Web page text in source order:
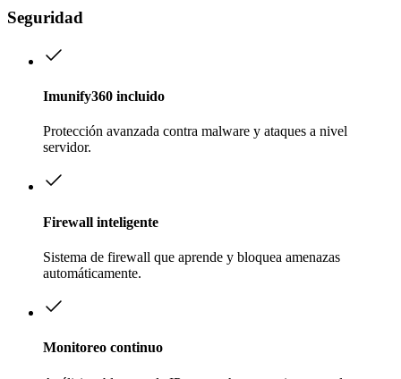
Seguridad
Imunify360 incluido
Protección avanzada contra malware y ataques a nivel
servidor.
Firewall inteligente
Sistema de firewall que aprende y bloquea amenazas
automáticamente.
Monitoreo continuo